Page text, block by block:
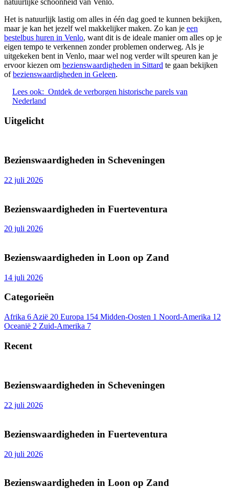
natuurlijke schoonheid van Venlo.
Het is natuurlijk lastig om alles in één dag goed te kunnen bekijken,
maar je kan het jezelf wel makkelijker maken. Zo kan je een
bestelbus huren in Venlo, want dit is de ideale manier om alles op je
eigen tempo te verkennen zonder problemen onderweg. Als je
uitgekeken bent in Venlo, maar wel nog verder wilt speuren kan je
ervoor kiezen om bezienswaardigheden in Sittard te gaan bekijken
ofbezienswaardigheden in Geleen.
Lees ook: Ontdek de verborgen historische parels van
Nederland
Uitgelicht
Bezienswaardigheden in Scheveningen
22 juli 2026
Bezienswaardigheden in Fuerteventura
20 juli 2026
Bezienswaardigheden in Loon op Zand
14 juli 2026
Categorieën
Afrika 6 Azië 20 Europa 154 Midden-Oosten 1 Noord-Amerika 12
Oceanië 2 Zuid-Amerika 7
Recent
Bezienswaardigheden in Scheveningen
22 juli 2026
Bezienswaardigheden in Fuerteventura
20 juli 2026
Bezienswaardigheden in Loon op Zand